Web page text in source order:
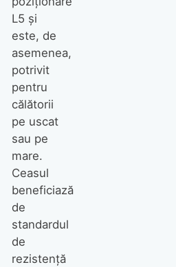
L5 și
este, de
asemenea,
potrivit
pentru
călătorii
pe uscat
sau pe
mare.
Ceasul
beneficiază
de
standardul
de
rezistență